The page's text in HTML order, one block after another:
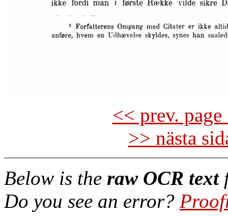
<< prev.
>> nästa
Below is the raw OCR text
Do you see an error?